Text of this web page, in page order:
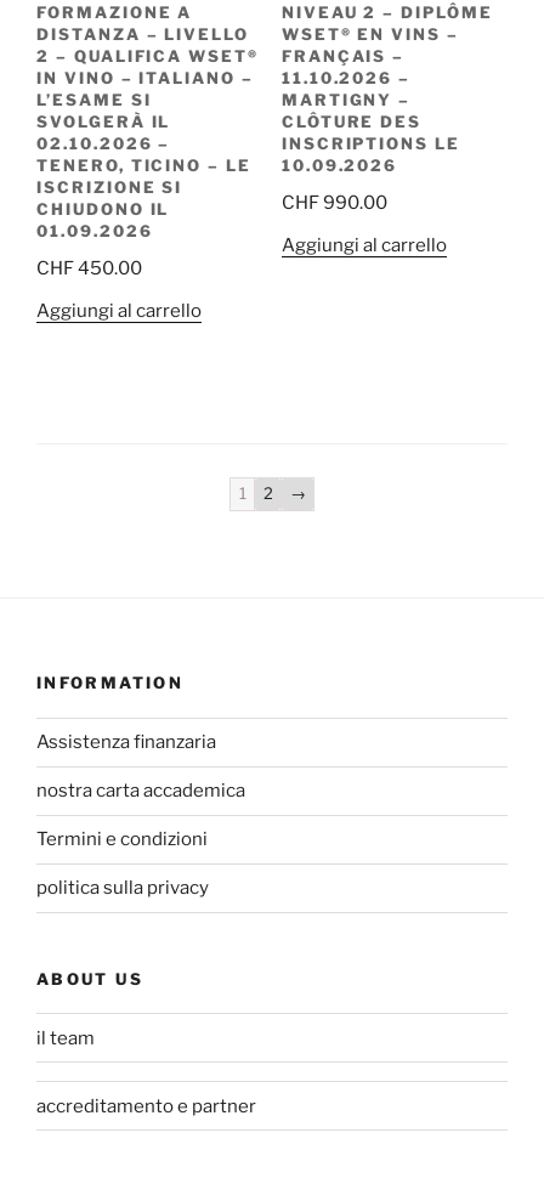
FORMAZIONE A
DISTANZA – LIVELLO
2 – QUALIFICA WSET®
IN VINO – ITALIANO –
L’ESAME SI
SVOLGERÀ IL
02.10.2026 –
TENERO, TICINO – LE
ISCRIZIONE SI
CHIUDONO IL
01.09.2026
CHF450.00
Aggiungi al carrello
NIVEAU 2 – DIPLÔME
WSET® EN VINS –
FRANÇAIS –
11.10.2026 –
MARTIGNY –
CLÔTURE DES
INSCRIPTIONS LE
10.09.2026
CHF990.00
Aggiungi al carrello
1 2 →
INFORMATION
Assistenza finanzaria
nostra carta accademica
Termini e condizioni
politica sulla privacy
ABOUT US
il team
accreditamento e partner